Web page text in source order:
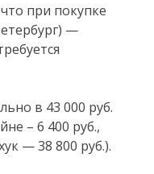
при покупке
—
в 43 000 руб.
– 6 400 руб.,
— 38 800 руб.).